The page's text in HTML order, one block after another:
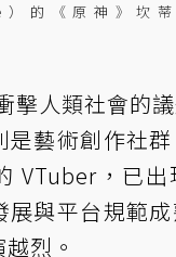
）的《原神》坎
擊人類社會的
是藝術創作社
VTuber，已
展與平台規範
烈。